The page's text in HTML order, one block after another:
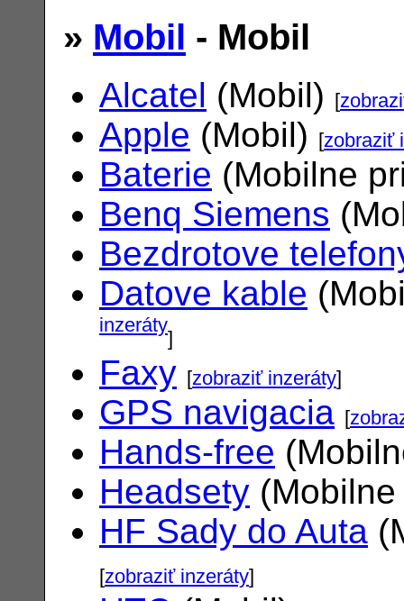
» Mobil - Mobil
Alcatel (Mobil) [
Apple (Mobil) [zobraziť
Baterie (Mobilne
Benq Siemens
Bezdrotove
Datove kable
inzeráty]
Faxy [zobraziť inzeráty]
GPS navigacia [
Hands-free
Headsety
HF Sady do Auta
[zobraziť inzeráty]